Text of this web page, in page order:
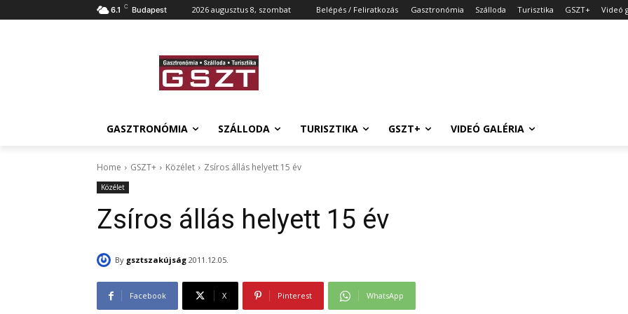
6.1 C Budapest 2026 augusztus 8, szombat Belépés / Feliratkozás Gasztronómia Szálloda Turisztika GSZT+ Videó
GASZTRONÓMIA SZÁLLODA TURISZTIKA GSZT+ VIDEÓ GALÉRIA
Home GSZT+ Közélet Zsíros állás helyett 15 év
Közélet
Zsíros állás helyett 15 év
By gsztszakújság 2011.12.05.
Facebook X Pinterest WhatsApp